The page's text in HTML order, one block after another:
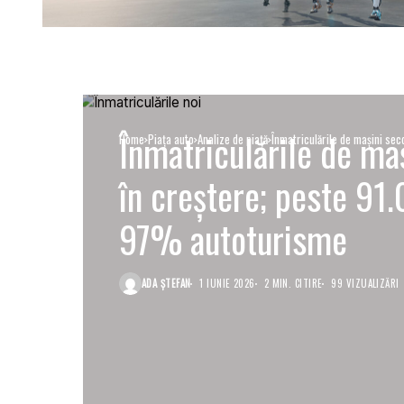
Home Piaţa auto Analize de piață Înmatriculările de mașini
Înmatriculările de
în creștere; peste
97% autoturisme
ADA ȘTEFAN 1 IUNIE 2026 2 MIN. CITIRE 99 VIZUALIZĂRI